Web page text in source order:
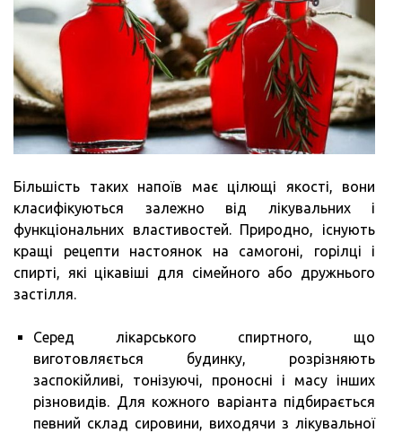
Більшість таких напоїв має цілющі якості, вони
класифікуються залежно від лікувальних і
функціональних властивостей. Природно, існують
кращі рецепти настоянок на самогоні, горілці і
спирті, які цікавіші для сімейного або дружнього
застілля.
Серед лікарського спиртного, що
виготовляється будинку, розрізняють
заспокійливі, тонізуючі, проносні і масу інших
різновидів. Для кожного варіанта підбирається
певний склад сировини, виходячи з лікувальної